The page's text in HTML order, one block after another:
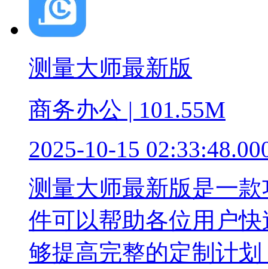
测量大师最新版
商务办公 | 101.55M
2025-10-15
测量大师最新版是一
件可以帮助各位用户
够提高完整的定制计